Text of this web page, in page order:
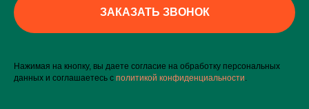
ЗАКАЗАТЬ ЗВОНОК
Нажимая на кнопку, вы даете согласие на обработку персональных
данных и соглашаетесь c политикой конфиденциальности